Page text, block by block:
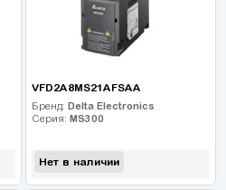
VFD2A8MS21AFSAA
Бренд: Delta Electronics
Серия: MS300
Нет в наличии